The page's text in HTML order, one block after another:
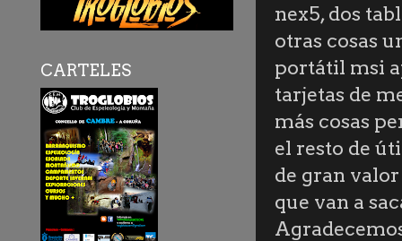
nex5, dos
otras cosas
portátil msi
tarjetas de
más cosas
el resto de
de gran
que van a
CARTELES